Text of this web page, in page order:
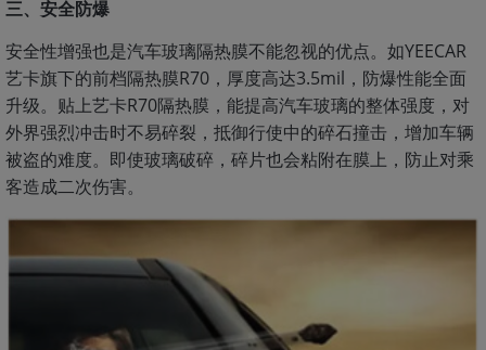
三、安全防爆
安全性增强也是汽车玻璃隔热膜不能忽视的优点。如YEECAR
艺卡旗下的前档隔热膜R70，厚度高达3.5mil，防爆性能全面
升级。贴上艺卡R70隔热膜，能提高汽车玻璃的整体强度，对
外界强烈冲击时不易碎裂，抵御行使中的碎石撞击，增加车辆
被盗的难度。即使玻璃破碎，碎片也会粘附在膜上，防止对乘
客造成二次伤害。